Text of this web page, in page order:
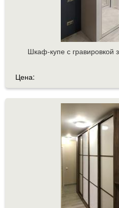
Шкаф-купе с гравировкой
Цена: